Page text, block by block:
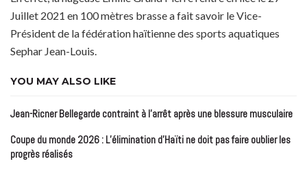
Juillet 2021 en 100 mètres brasse a fait savoir le Vice-
Président de la fédération haïtienne des sports aquatiques
Sephar Jean-Louis.
YOU MAY ALSO LIKE
Jean-Ricner Bellegarde contraint à l’arrêt après une blessure musculaire
Coupe du monde 2026 : L’élimination d’Haïti ne doit pas faire oublier les
progrès réalisés